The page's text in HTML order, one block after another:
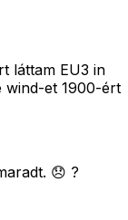
láttam EU3 in
wind-et 1900-ért
😞 ?